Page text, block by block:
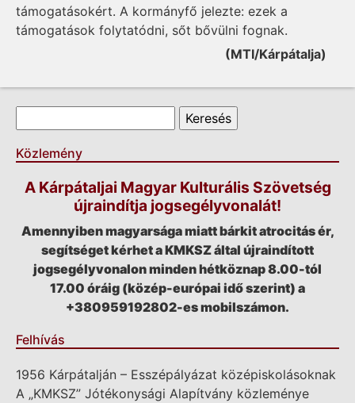
támogatásokért. A kormányfő jelezte: ezek a
támogatások folytatódni, sőt bővülni fognak.
(MTI/Kárpátalja)
Keresés űrlap
Közlemény
A Kárpátaljai Magyar Kulturális Szövetség
újraindítja jogsegélyvonalát!
Amennyiben magyarsága miatt bárkit atrocitás ér,
segítséget kérhet a KMKSZ által újraindított
jogsegélyvonalon minden hétköznap 8.00-tól
17.00 óráig (közép-európai idő szerint) a
+380959192802-es mobilszámon.
Felhívás
1956 Kárpátalján – Esszépályázat középiskolásoknak
A „KMKSZ” Jótékonysági Alapítvány közleménye